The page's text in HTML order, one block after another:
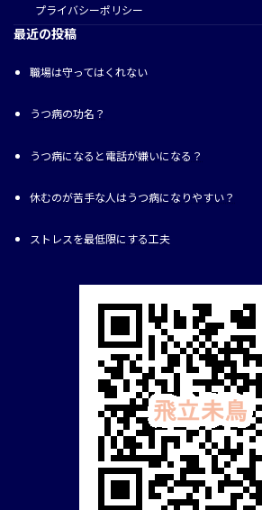
プライバシーポリシー
最近の投稿
職場は守ってはくれない
うつ病の功名？
うつ病になると電話が嫌いになる？
休むのが苦手な人はうつ病になりやすい？
ストレスを最低限にする工夫